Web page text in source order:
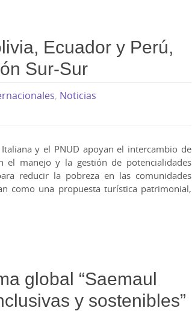
Ecuador y Perú,
Sur-Sur
, Noticias
y el PNUD apoyan el intercambio de
el manejo y la gestión de potencialidades
reducir la pobreza en las comunidades
como una propuesta turística patrimonial,
global “Saemaul
y sostenibles”